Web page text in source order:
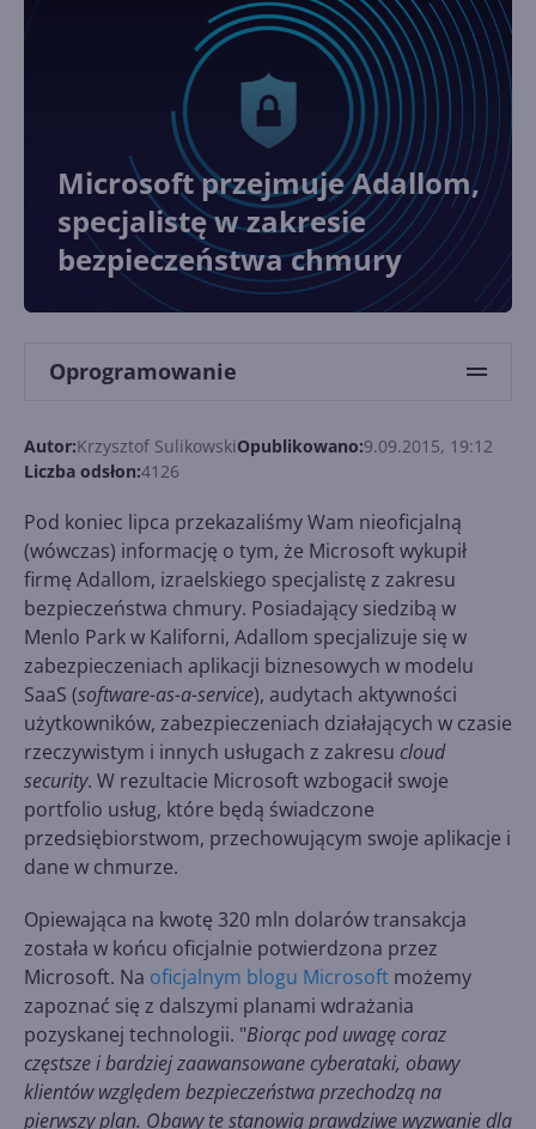
Microsoft przejmuje Adallom,
specjalistę w zakresie
bezpieczeństwa chmury
Oprogramowanie
Autor:Krzysztof SulikowskiOpublikowano:9.09.2015, 19:12
Liczba odsłon:4126
Pod koniec lipca przekazaliśmy Wam nieoficjalną
(wówczas) informację o tym, że Microsoft wykupił
firmę Adallom, izraelskiego specjalistę z zakresu
bezpieczeństwa chmury. Posiadający siedzibą w
Menlo Park w Kaliforni, Adallom specjalizuje się w
zabezpieczeniach aplikacji biznesowych w modelu
SaaS (software-as-a-service), audytach aktywności
użytkowników, zabezpieczeniach działających w czasie
rzeczywistym i innych usługach z zakresu cloud
security. W rezultacie Microsoft wzbogacił swoje
portfolio usług, które będą świadczone
przedsiębiorstwom, przechowującym swoje aplikacje i
dane w chmurze.
Opiewająca na kwotę 320 mln dolarów transakcja
została w końcu oficjalnie potwierdzona przez
Microsoft. Na oficjalnym blogu Microsoft możemy
zapoznać się z dalszymi planami wdrażania
pozyskanej technologii. "Biorąc pod uwagę coraz
częstsze i bardziej zaawansowane cyberataki, obawy
klientów względem bezpieczeństwa przechodzą na
pierwszy plan. Obawy te stanowią prawdziwe wyzwanie dla